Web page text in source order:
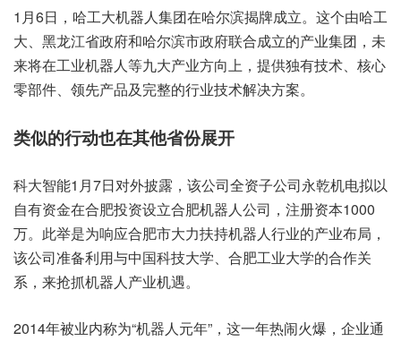
1月6日，哈工大机器人集团在哈尔滨揭牌成立。这个由哈工
大、黑龙江省政府和哈尔滨市政府联合成立的产业集团，未
来将在工业机器人等九大产业方向上，提供独有技术、核心
零部件、领先产品及完整的行业技术解决方案。
类似的行动也在其他省份展开
科大智能1月7日对外披露，该公司全资子公司永乾机电拟以
自有资金在合肥投资设立合肥机器人公司，注册资本1000
万。此举是为响应合肥市大力扶持机器人行业的产业布局，
该公司准备利用与中国科技大学、合肥工业大学的合作关
系，来抢抓机器人产业机遇。
2014年被业内称为“机器人元年”，这一年热闹火爆，企业通